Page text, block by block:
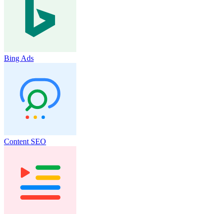
Bing Ads
Content SEO